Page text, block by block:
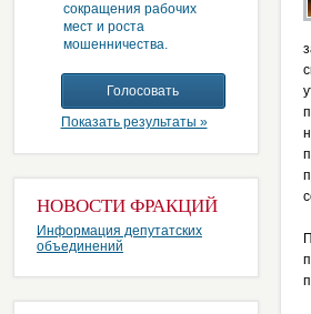
сокращения рабочих
мест и роста
мошенничества.
Показать результаты »
НОВОСТИ ФРАКЦИЙ
Информация депутатских
объединений